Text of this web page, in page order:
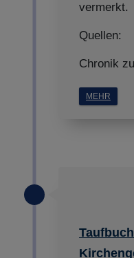
vermerkt.
Quellen:
Chronik
MEHR